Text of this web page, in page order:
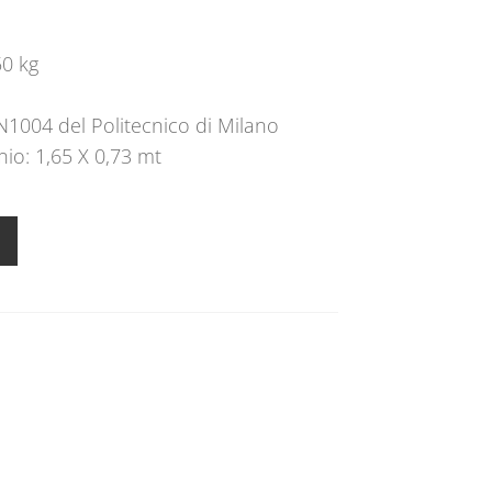
kg
del Politecnico di Milano
1,65 X 0,73 mt